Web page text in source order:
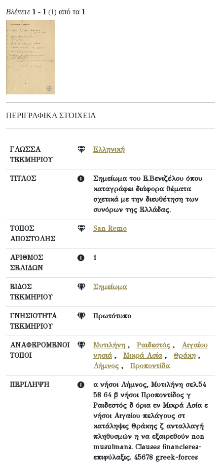
Βλέπετε 1 - 1 (1) από τα 1
ΠΕΡΙΓΡΑΦΙΚΆ ΣΤΟΙΧΕΊΑ
ΓΛΩΣΣΑ
ΤΕΚΜΗΡΙΟΥ
Ελληνική
ΤΙΤΛΟΣ
Σημείωμα του Ε.Βενιζέλου όπου
καταγράφει διάφορα θέματα
σχετικά με την διευθέτηση των
συνόρων της Ελλάδας.
ΤΟΠΟΣ
ΑΠΟΣΤΟΛΗΣ
San Remo
ΑΡΙΘΜΟΣ
ΣΕΛΙΔΩΝ
1
ΕΙΔΟΣ
ΤΕΚΜΗΡΙΟΥ
Σημείωμα
ΓΝΗΣΙΟΤΗΤΑ
ΤΕΚΜΗΡΙΟΥ
Πρωτότυπο
ΑΝΑΦΕΡΟΜΕΝΟΙ
ΤΟΠΟΙ
Μυτιλήνη , Ραιδεστός , Αιγαίου
νησιά, Μικρά Ασία, Θράκη ,
Λήμνος , Προποντίδα
ΠΕΡΙΛΗΨΗ
α νήσοι Λήμνος, Μυτιλήνη σελ.54
58 64 β νήσοι Προποντίδος γ
Ραιδεστός δ όρια εν Μικρά Ασία ε
νήσοι Αιγαίου πελάγους στ
κατάληψις Θράκης ζ ανταλλαγή
πληθυσμών η να εξαιρεθούν non
musulmans. Clauses financieres-
επιφύλαξις. 45678 greek-forces